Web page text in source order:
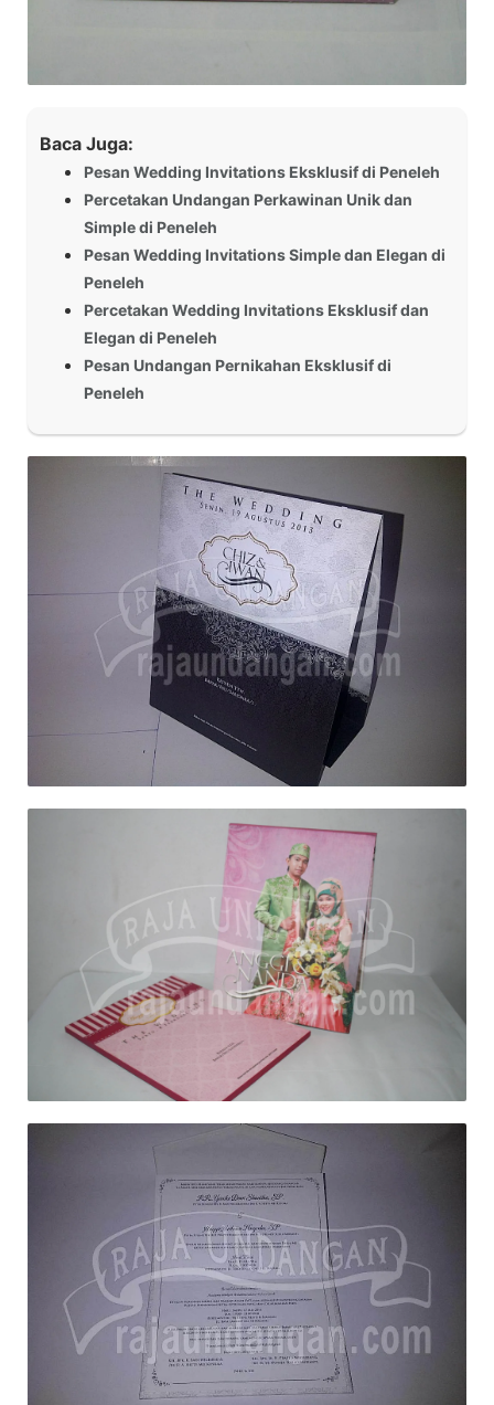
Baca Juga:
Pesan Wedding Invitations Eksklusif di Peneleh
Percetakan Undangan Perkawinan Unik dan
Simple di Peneleh
Pesan Wedding Invitations Simple dan Elegan di
Peneleh
Percetakan Wedding Invitations Eksklusif dan
Elegan di Peneleh
Pesan Undangan Pernikahan Eksklusif di
Peneleh